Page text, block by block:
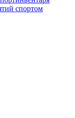
спортом